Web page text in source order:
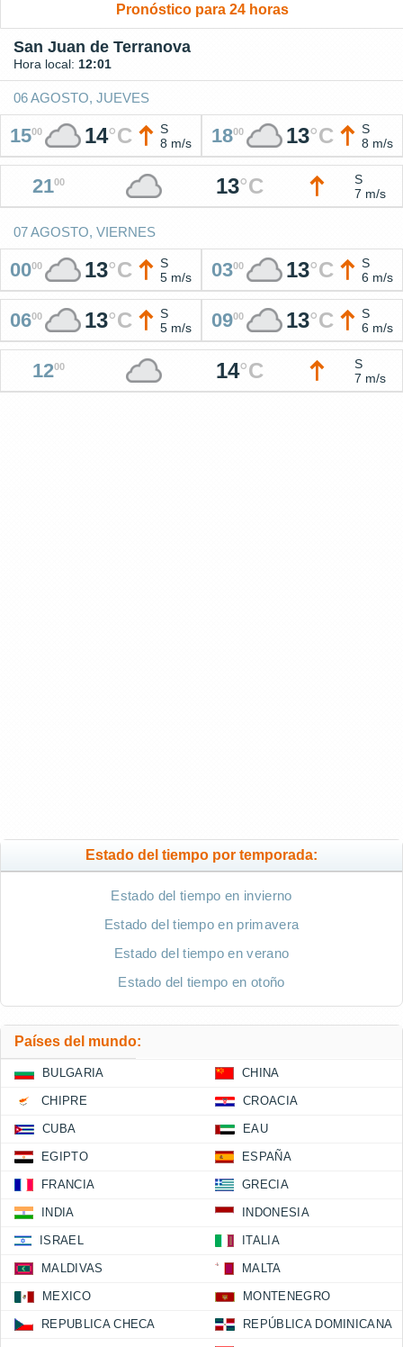
Pronóstico para 24 horas
San Juan de Terranova
Hora local: 12:01
06 AGOSTO, JUEVES
1500 14°C
S
8 m/s
1800 13°C
S
8 m/s
2100 13°C
S
7 m/s
07 AGOSTO, VIERNES
0000 13°C
S
5 m/s
0300 13°C
S
6 m/s
0600 13°C
S
5 m/s
0900 13°C
S
6 m/s
1200 14°C
S
7 m/s
Estado del tiempo por temporada:
Estado del tiempo en invierno
Estado del tiempo en primavera
Estado del tiempo en verano
Estado del tiempo en otoño
Países del mundo:
BULGARIA CHINA
CHIPRE CROACIA
CUBA EAU
EGIPTO ESPAÑA
FRANCIA GRECIA
INDIA INDONESIA
ISRAEL ITALIA
MALDIVAS MALTA
MEXICO MONTENEGRO
REPUBLICA CHECA REPÚBLICA DOMINICANA